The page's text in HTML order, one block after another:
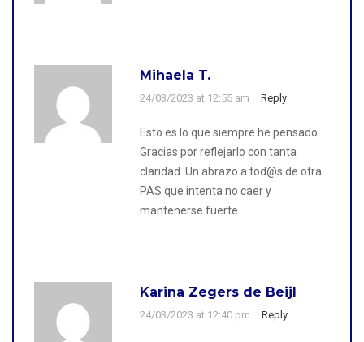
Mihaela T.
24/03/2023 at 12:55 am Reply
Esto es lo que siempre he pensado.
Gracias por reflejarlo con tanta
claridad. Un abrazo a tod@s de otra
PAS que intenta no caer y
mantenerse fuerte.
Karina Zegers de Beijl
24/03/2023 at 12:40 pm Reply